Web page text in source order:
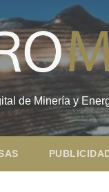
de Minería y